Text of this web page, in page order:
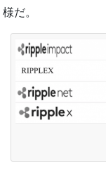
様だ。